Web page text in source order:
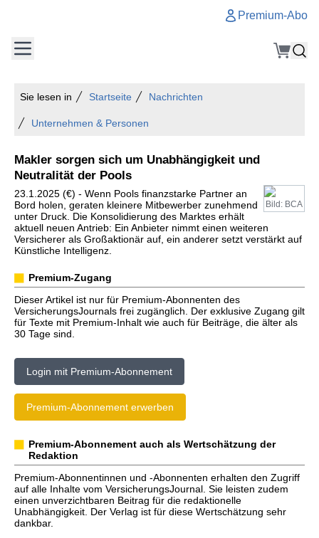
Premium-Abo
Sie lesen in Startseite Nachrichten
Unternehmen & Personen
Makler sorgen sich um Unabhängigkeit und
Neutralität der Pools
Bild: BCA
23.1.2025 (€) - Wenn Pools finanzstarke Partner an
Bord holen, geraten kleinere Mitbewerber zunehmend
unter Druck. Die Konsolidierung des Marktes erhält
aktuell neuen Antrieb: Ein Anbieter nimmt einen weiteren
Versicherer als Großaktionär auf, ein anderer setzt verstärkt auf
Künstliche Intelligenz.
Premium-Zugang
Dieser Artikel ist nur für Premium-Abonnenten des
VersicherungsJournals frei zugänglich. Der exklusive Zugang gilt
für Texte mit Premium-Inhalt wie auch für Beiträge, die älter als
30 Tage sind.
Login mit Premium-Abonnement
Premium-Abonnement erwerben
Premium-Abonnement auch als Wertschätzung der
Redaktion
Premium-Abonnentinnen und -Abonnenten erhalten den Zugriff
auf alle Inhalte vom VersicherungsJournal. Sie leisten zudem
einen unverzichtbaren Beitrag für die redaktionelle
Unabhängigkeit. Der Verlag ist für diese Wertschätzung sehr
dankbar.